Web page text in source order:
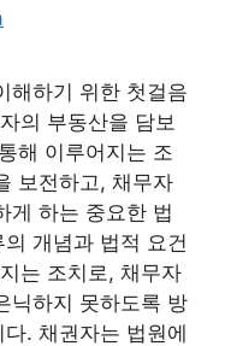
해하기 위한 첫걸음
의 부동산을 담보
해 이루어지는 조
보전하고, 채무자
게 하는 중요한 법
개념과 법적 요건
는 조치로, 채무자
닉하지 못하도록 방
. 채권자는 법원에